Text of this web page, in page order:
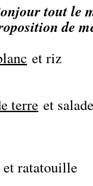
tout le
de
et riz
terre et
ratatouille